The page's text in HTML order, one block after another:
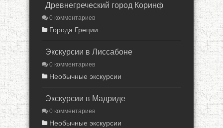
Древнегреческий город Коринф
0 комментариев
Города Греции
Экскурсии в Лиссабоне
0 комментариев
Необычные экскурсии
Экскурсии в Мадриде
0 комментариев
Необычные экскурсии